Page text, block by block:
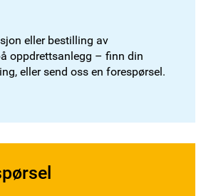
eller bestilling av
oppdrettsanlegg – finn din
eller send oss en forespørsel.